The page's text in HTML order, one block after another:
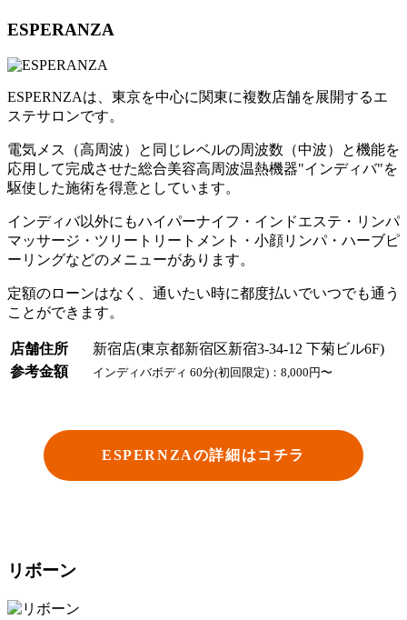
ESPERANZA
ESPERNZAは、東京を中心に関東に複数店舗を展開するエ
ステサロンです。
電気メス（高周波）と同じレベルの周波数（中波）と機能を
応用して完成させた総合美容高周波温熱機器"インディバ"を
駆使した施術を得意としています。
インディバ以外にもハイパーナイフ・インドエステ・リンパ
マッサージ・ツリートリートメント・小顔リンパ・ハーブピ
ーリングなどのメニューがあります。
定額のローンはなく、通いたい時に都度払いでいつでも通う
ことができます。
店舗住所
新宿店(東京都新宿区新宿3-34-12 下菊ビル6F)
参考金額
インディバボディ 60分(初回限定)：8,000円〜
ESPERNZAの詳細はコチラ
リボーン